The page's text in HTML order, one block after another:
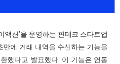
액션’을 운영하는 핀테크 스타트업
만에 거래 내역을 수신하는 기능을
했다고 발표했다. 이 기능은 연동